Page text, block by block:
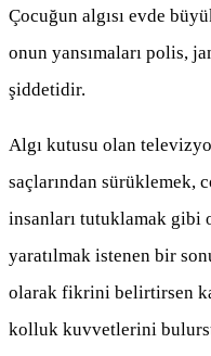
Çocuğun algısı evde
onun yansımaları polis,
şiddetidir.
Algı kutusu olan
saçlarından sürüklemek,
insanları tutuklamak gibi
yaratılmak istenen bir
olarak fikrini belirtirsen
kolluk kuvvetlerini